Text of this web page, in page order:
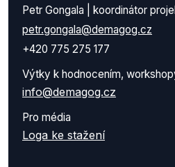
Petr Gongala | koordinátor
petr.gongala@demagog.cz
+420 775 275 177
Výtky k hodnocením,
info@demagog.cz
Pro média
Loga ke stažení